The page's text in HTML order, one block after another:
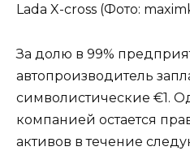
Lada X-cross (Фото:
За долю в 99%
автопроизводитель
символистические €1.
компанией остается
активов в течение